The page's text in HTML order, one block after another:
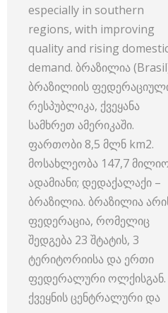
especially in southern
regions, with improving
quality and rising
demand. ბრაზილია
ბრაზილიის
რესპუბლიკა, ქვეყანა
სამხრეთ ამერიკაში.
ფართობი 8,5 მლნ km2.
მოსახლეობა 147,7
ადამიანი; დედაქალაქი –
ბრაზილია. ბრაზილია
ფედერაცია, რომელიც
შედგება 23 შტატის, 3
ტერიტორიისა და ერთი
ფედერალური ოლქისგან.
ქვეყნის ცენტრალური და